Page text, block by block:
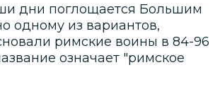
дни поглощается Большим
одному из вариантов,
римские воины в 84-96
означает "римское